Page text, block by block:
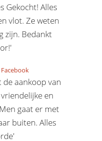
Gekocht! Alles
vlot. Ze weten
zijn. Bedankt
Facebook
aankoop van
en
gaat er met
buiten. Alles